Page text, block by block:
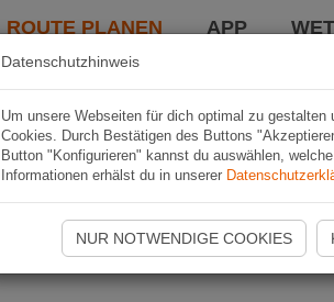
ROUTE PLANEN APP
Datenschutzhinweis
Um unsere Webseiten für dich optimal zu
Cookies. Durch Bestätigen des Buttons
Button "Konfigurieren" kannst du auswählen,
Informationen erhälst du in unserer
NUR NOTWENDIGE COOKIES